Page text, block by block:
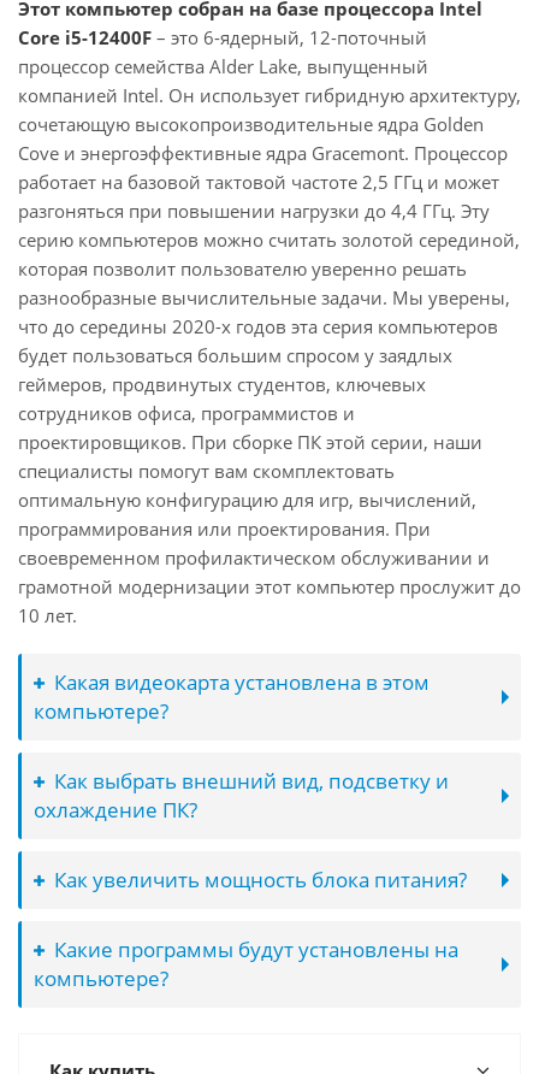
Этот компьютер собран на базе процессора Intel
Core i5-12400F – это 6-ядерный, 12-поточный
процессор семейства Alder Lake, выпущенный
компанией Intel. Он использует гибридную архитектуру,
сочетающую высокопроизводительные ядра Golden
Cove и энергоэффективные ядра Gracemont. Процессор
работает на базовой тактовой частоте 2,5 ГГц и может
разгоняться при повышении нагрузки до 4,4 ГГц. Эту
серию компьютеров можно считать золотой серединой,
которая позволит пользователю уверенно решать
разнообразные вычислительные задачи. Мы уверены,
что до середины 2020-х годов эта серия компьютеров
будет пользоваться большим спросом у заядлых
геймеров, продвинутых студентов, ключевых
сотрудников офиса, программистов и
проектировщиков. При сборке ПК этой серии, наши
специалисты помогут вам скомплектовать
оптимальную конфигурацию для игр, вычислений,
программирования или проектирования. При
своевременном профилактическом обслуживании и
грамотной модернизации этот компьютер прослужит до
10 лет.
Какая видеокарта установлена в этом
компьютере?
Как выбрать внешний вид, подсветку и
охлаждение ПК?
Как увеличить мощность блока питания?
Какие программы будут установлены на
компьютере?